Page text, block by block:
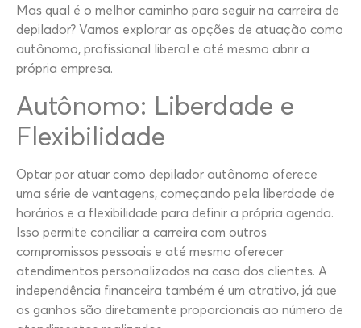
Mas qual é o melhor caminho para seguir na carreira de
depilador? Vamos explorar as opções de atuação como
autônomo, profissional liberal e até mesmo abrir a
própria empresa.
Autônomo: Liberdade e
Flexibilidade
Optar por atuar como depilador autônomo oferece
uma série de vantagens, começando pela liberdade de
horários e a flexibilidade para definir a própria agenda.
Isso permite conciliar a carreira com outros
compromissos pessoais e até mesmo oferecer
atendimentos personalizados na casa dos clientes. A
independência financeira também é um atrativo, já que
os ganhos são diretamente proporcionais ao número de